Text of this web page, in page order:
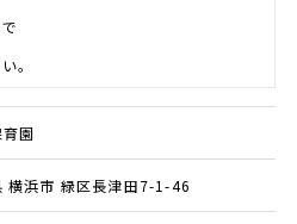
。
園
横浜市 緑区長津田7-1-46